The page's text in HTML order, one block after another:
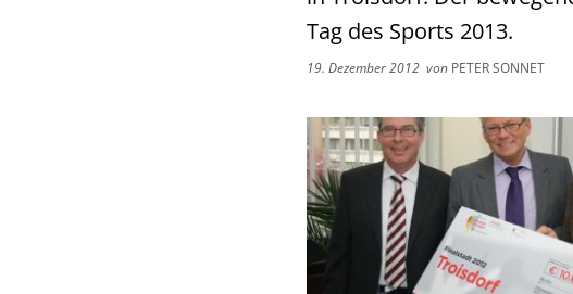
Tag des Sports 2013.
19. Dezember 2012 von PETER SONNET